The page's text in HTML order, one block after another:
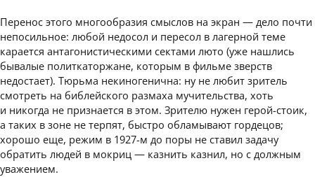
Перенос этого многообразия смыслов на экран — дело почти
непосильное: любой недосол и пересол в лагерной теме
карается антагонистическими сектами люто (уже нашлись
бывалые политкаторжане, которым в фильме зверств
недостает). Тюрьма некиногенична: ну не любит зритель
смотреть на библейского размаха мучительства, хоть
и никогда не признается в этом. Зрителю нужен герой-стоик,
а таких в зоне не терпят, быстро обламывают гордецов;
хорошо еще, режим в 1927-м до поры не ставил задачу
обратить людей в мокриц — казнить казнил, но с должным
уважением.